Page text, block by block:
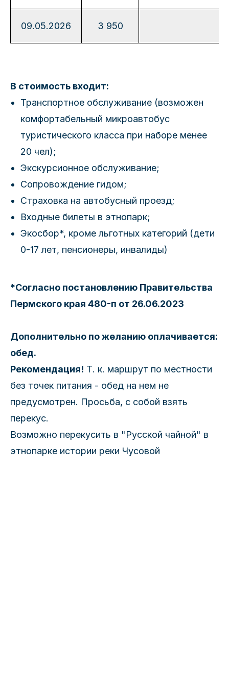
09.05.2026 3 950
В стоимость входит:
Транспортное обслуживание (возможен
комфортабельный микроавтобус
туристического класса при наборе менее
20 чел);
Экскурсионное обслуживание;
Сопровождение гидом;
Страховка на автобусный проезд;
Входные билеты в этнопарк;
Экосбор*, кроме льготных категорий (дети
0-17 лет, пенсионеры, инвалиды)
*Согласно постановлению Правительства
Пермского края 480-п от 26.06.2023
Дополнительно по желанию оплачивается:
обед.
Рекомендация! Т. к. маршрут по местности
без точек питания - обед на нем не
предусмотрен. Просьба, с собой взять
перекус.
Возможно перекусить в "Русской чайной" в
этнопарке истории реки Чусовой